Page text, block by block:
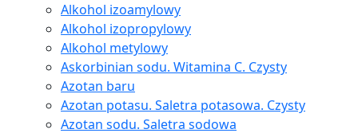
Alkohol izoamylowy
Alkohol izopropylowy
Alkohol metylowy
Askorbinian sodu. Witamina C. Czysty
Azotan baru
Azotan potasu. Saletra potasowa. Czysty
Azotan sodu. Saletra sodowa